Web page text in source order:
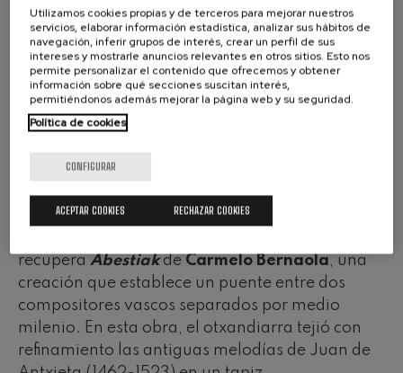
de Gustavo Dudamel y ganador del Premio Solti
2024, liderará a un elenco vocal puramente
vasco: las cantantesElena Sancho Peregy
Marifé Nogales, yVocalia Taldea, que dirige
Basilio Astúlez
obra con este mismo elenco a
33 edición del Festival Otoño Musical Soriano
en septiembre del 2025
La primera parte, más breve, propone obras de
recupera Abestiakde Carmelo Bernaola, una
creación que establece un puente entre dos
compositores vascos separados por medio
milenio. En esta obra, el otxandiarra tejió con
refinamiento las antiguas melodías de Juan de
Utilizamos cookies propias y de terceros para mejorar nuestros
servicios, elaborar información estadística, analizar sus hábitos de
navegación, inferir grupos de interés, crear un perfil de sus
intereses y mostrarle anuncios relevantes en otros sitios. Esto nos
permite personalizar el contenido que ofrecemos y obtener
información sobre qué secciones suscitan interés,
permitiéndonos además mejorar la página web y su seguridad.
Política de cookies
CONFIGURAR
RECHAZAR COOKIES
ACEPTAR COOKIES